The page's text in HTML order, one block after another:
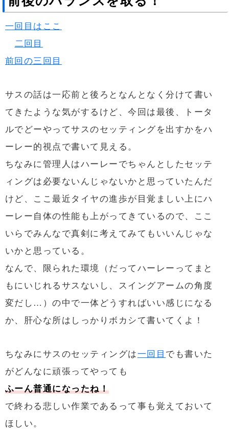
一回目はここ
二回目
前回の三回目
サスの話は一応前と後ろとなんとなく分けて書い
てきたような気がするけど、今回は最後、トータ
ルでどーやってサスのセッティングを出すかをハ
ーレー的視点で書いて見える。
ちなみに管理人はハーレーでちゃんとしたセッテ
ィングは必要ないんじゃないかと思っていたんだ
けど、ここ最近タイヤの進歩が目覚ましい上にハ
ーレー自体の性能も上がってきているので、ここ
いらでみんなで真剣に考えてみてもいいんじゃな
いかと思っている。
なんで、限られた環境（だってハーレーってまと
もにいじれるサスないし、スイングアームの角度
変だし…）の中で一体どうすればいい感じになる
か、肝心な所はしっかりボカシて書いてくよ！
ちなみにサスのセッティングは一回目 でも書いた
がどんなに頑張ってやっても
ふーん普通になったね！
で終わる悲しい作業であるって事も覚えておいて
ほしい。